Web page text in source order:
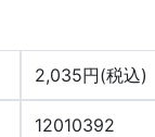
2,035円(税込)
12010392